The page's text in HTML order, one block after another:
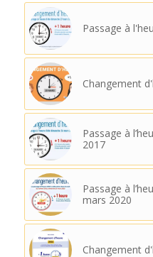
Passage à
Changement
Passage à
2017
Passage à
mars 2020
Changement